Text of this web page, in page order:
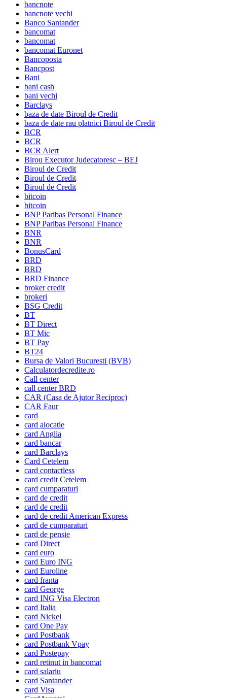
bancnote
bancnote vechi
Banco Santander
bancomat
bancomat
bancomat Euronet
Bancoposta
Bancpost
Bani
bani cash
bani vechi
Barclays
baza de date Biroul de Credit
baza de date rau platnici Biroul de Credit
BCR
BCR
BCR Alert
Birou Executor Judecatoresc – BEJ
Biroul de Credit
Biroul de Credit
Biroul de Credit
bitcoin
bitcoin
BNP Paribas Personal Finance
BNP Paribas Personal Finance
BNR
BNR
BonusCard
BRD
BRD
BRD Finance
broker credit
brokeri
BSG Credit
BT
BT Direct
BT Mic
BT Pay
BT24
Bursa de Valori Bucuresti (BVB)
Calculatordecredite.ro
Call center
call center BRD
CAR (Casa de Ajutor Reciproc)
CAR Faur
card
card alocatie
card Anglia
card bancar
card Barclays
Card Cetelem
card contactless
card credit Cetelem
card cumparaturi
card de credit
card de credit
card de credit American Express
card de cumparaturi
card de pensie
card Direct
card euro
card Euro ING
card Euroline
card franta
card George
card ING Visa Electron
card Italia
card Nickel
card One Pay
card Postbank
card Postbank Vpay
card Postepay
card retinut in bancomat
card salariu
card Santander
card Visa